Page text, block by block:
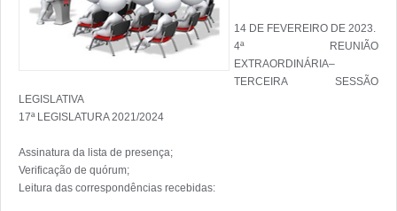
14 DE FEVEREIRO DE 2023.
4ª REUNIÃO
EXTRAORDINÁRIA–
TERCEIRA SESSÃO
LEGISLATIVA
17ª LEGISLATURA 2021/2024
Assinatura da lista de presença;
Verificação de quórum;
Leitura das correspondências recebidas: